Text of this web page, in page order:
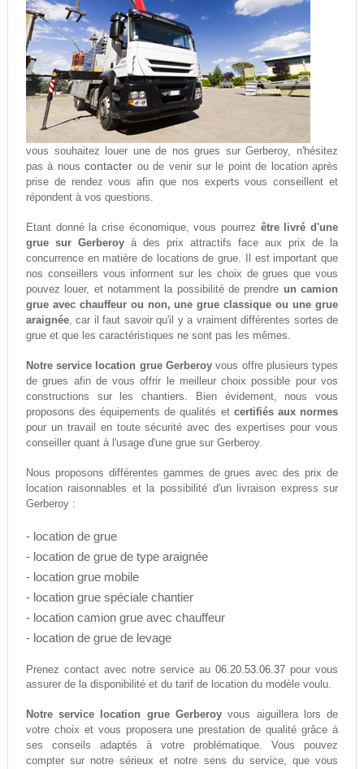
vous souhaitez louer une de nos grues sur Gerberoy, n'hésitez
pas à nouscontacter ou de venir sur le point de location après
prise de rendez vous afin que nos experts vous conseillent et
répondent à vos questions.
Etant donné la crise économique, vous pourrez être livré d'une
grue sur Gerberoyà des prix attractifs face aux prix de la
concurrence en matière de locations de grue. Il est important que
nos conseillers vous informent sur les choix de grues que vous
pouvez louer, et notamment la possibilité de prendre un camion
grue avec chauffeur ou non, une grue classique ou une grue
araignée, car il faut savoir qu'il y a vraiment différentes sortes de
grue et que les caractéristiques ne sont pas les mêmes.
Notre service location grue Gerberoy vous offre plusieurs types
de grues afin de vous offrir le meilleur choix possible pour vos
constructions sur les chantiers. Bien évidement, nous vous
proposons des équipements de qualités et certifiés aux normes
pour un travail en toute sécurité avec des expertises pour vous
conseiller quant à l'usage d'une grue sur Gerberoy.
Nous proposons différentes gammes de grues avec des prix de
location raisonnables et la possibilité d'un livraison express sur
Gerberoy :
- location de grue
- location de grue de type araignée
- location grue mobile
- location grue spéciale chantier
- location camion grue avec chauffeur
- location de grue de levage
Prenez contact avec notre service au06.20.53.06.37 pour vous
assurer de la disponibilité et du tarif de location du modèle voulu.
Notre service location grue Gerberoy vous aiguillera lors de
votre choix et vous proposera une prestation de qualité grâce à
ses conseils adaptés à votre problématique. Vous pouvez
compter sur notre sérieux et notre sens du service, que vous